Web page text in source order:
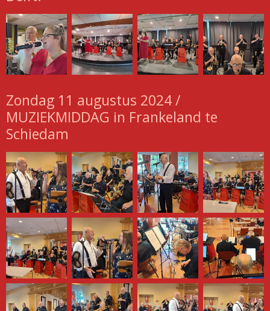
Zondag 11 augustus 2024 /
MUZIEKMIDDAG in Frankeland te
Schiedam